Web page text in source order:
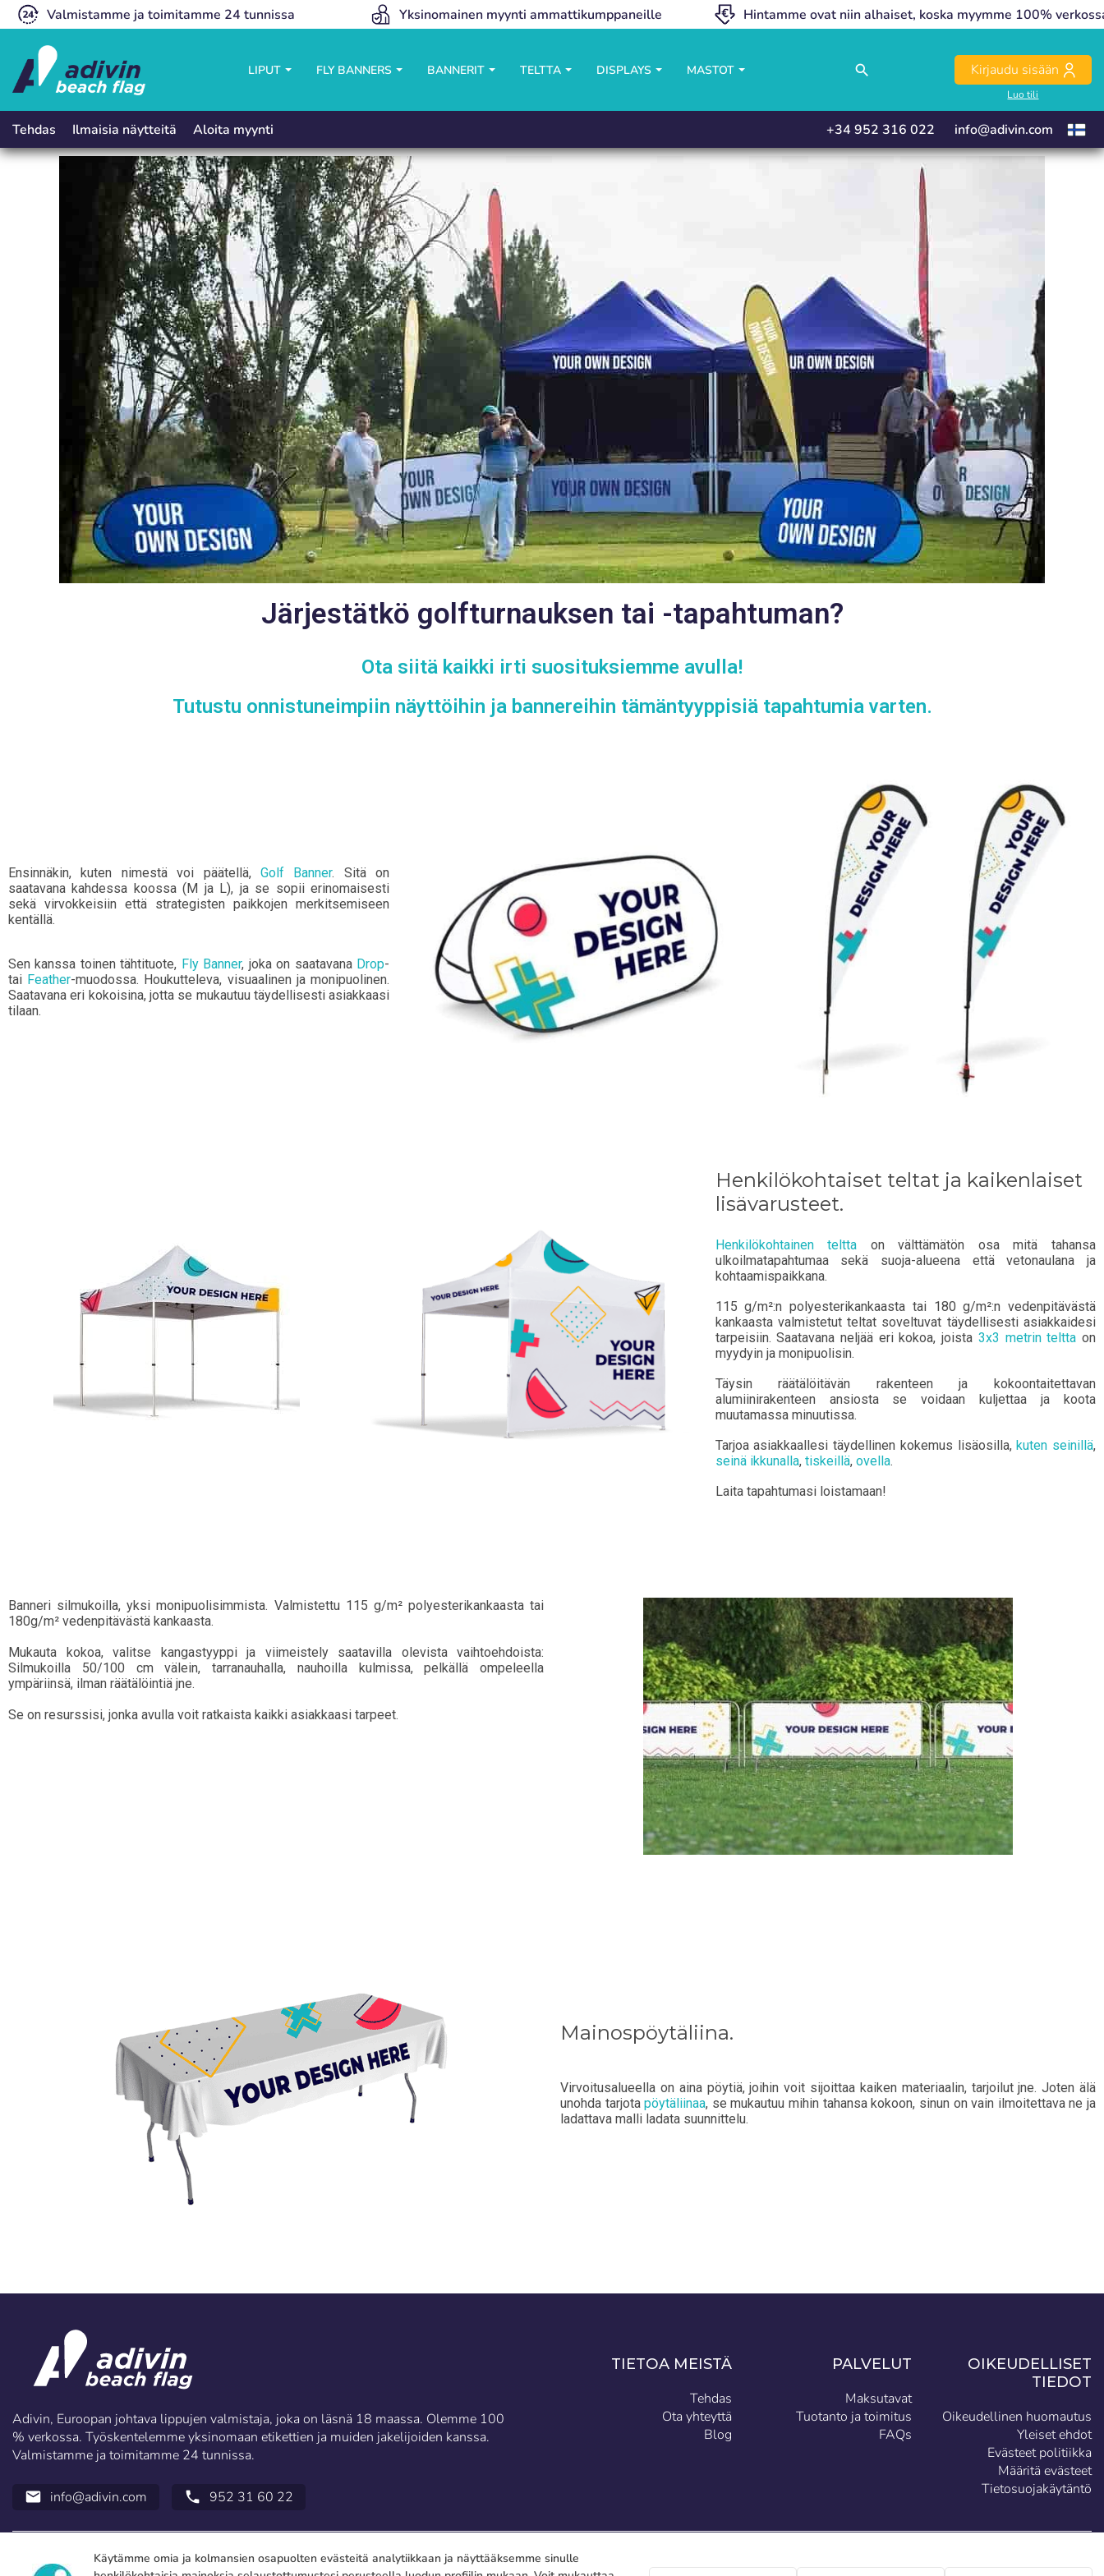
Valmistamme ja toimitamme 24 tunnissa Yksinomainen myynti ammattikumppaneille Hintamme ovat niin alhaiset, koska myymme 100%
LIPUT FLY BANNERS BANNERIT TELTTA DISPLAYS MASTOT search Kirjaudu sisään
Luo tili
close
Salasana:
Muista salasana: Kyllä
Pääsy
Luo tili
Tehdas Ilmaisia näytteitä Aloita myynti +34 952 316 022 info@adivin.com
Valitse kieli
close
English Português Français
Deutsch
Denmark Slovenija
Finnish
Slovenčina (Slovak)
Norway
Järjestätkö golfturnauksen tai -tapahtuman?
Ota siitä kaikki irti suosituksiemme avulla!
Tutustu onnistuneimpiin näyttöihin ja bannereihin tämäntyyppisiä tapahtumia varten.
Ensinnäkin, kuten nimestä voi päätellä,Golf Banner. Sitä on
saatavana kahdessa koossa (M ja L), ja se sopii erinomaisesti
sekä virvokkeisiin että strategisten paikkojen merkitsemiseen
kentällä.
Sen kanssa toinen tähtituote, Fly Banner, joka on saatavana Drop-
tai Feather-muodossa. Houkutteleva, visuaalinen ja monipuolinen.
Saatavana eri kokoisina, jotta se mukautuu täydellisesti asiakkaasi
tilaan.
Henkilökohtaiset teltat ja kaikenlaiset
lisävarusteet.
Henkilökohtainen teltta on välttämätön osa mitä tahansa
ulkoilmatapahtumaa sekä suoja-alueena että vetonaulana ja
kohtaamispaikkana.
115 g/m²:n polyesterikankaasta tai 180 g/m²:n vedenpitävästä
kankaasta valmistetut teltat soveltuvat täydellisesti asiakkaidesi
tarpeisiin. Saatavana neljää eri kokoa, joista 3x3 metrin teltta on
myydyin ja monipuolisin.
Täysin räätälöitävän rakenteen ja kokoontaitettavan
alumiinirakenteen ansiosta se voidaan kuljettaa ja koota
muutamassa minuutissa.
Tarjoa asiakkaallesi täydellinen kokemus lisäosilla,kuten seinillä,
seinä ikkunalla, tiskeillä, ovella.
Laita tapahtumasi loistamaan!
Banneri silmukoilla, yksi monipuolisimmista. Valmistettu 115 g/m² polyesterikankaasta tai
180g/m² vedenpitävästä kankaasta.
Mukauta kokoa, valitse kangastyyppi ja viimeistely saatavilla olevista vaihtoehdoista:
Silmukoilla 50/100 cm välein, tarranauhalla, nauhoilla kulmissa, pelkällä ompeleella
ympäriinsä, ilman räätälöintiä jne.
Se on resurssisi, jonka avulla voit ratkaista kaikki asiakkaasi tarpeet.
Mainospöytäliina.
Virvoitusalueella on aina pöytiä, joihin voit sijoittaa kaiken materiaalin, tarjoilut jne. Joten älä
unohda tarjotapöytäliinaa, se mukautuu mihin tahansa kokoon, sinun on vain ilmoitettava ne ja
ladattava malli ladata suunnittelu.
Adivin, Euroopan johtava lippujen valmistaja, joka on läsnä 18 maassa. Olemme 100
% verkossa. Työskentelemme yksinomaan etikettien ja muiden jakelijoiden kanssa.
Valmistamme ja toimitamme 24 tunnissa.
email info@adivin.com call 952 31 60 22
TIETOA MEISTÄ
Tehdas
Ota yhteyttä
Blog
PALVELUT
Maksutavat
Tuotanto ja toimitus
FAQs
OIKEUDELLISET
TIEDOT
Oikeudellinen huomautus
Yleiset ehdot
Evästeet politiikka
Määritä evästeet
Tietosuojakäytäntö
FI
Espere, por favor
Käytämme omia ja kolmansien osapuolten evästeitä analytiikkaan ja näyttääksemme sinulle